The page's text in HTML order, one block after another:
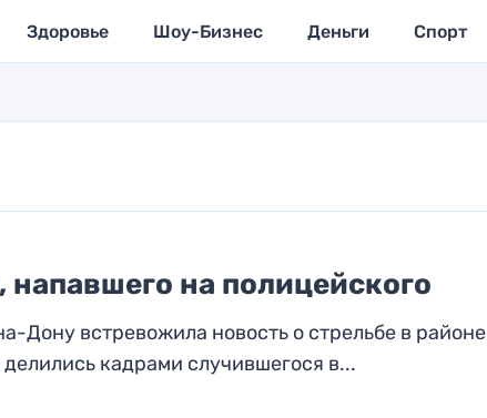
Здоровье Шоу-Бизнес Деньги Спорт
на полицейского
Дону встревожила новость о стрельбе в районе
кадрами случившегося в...